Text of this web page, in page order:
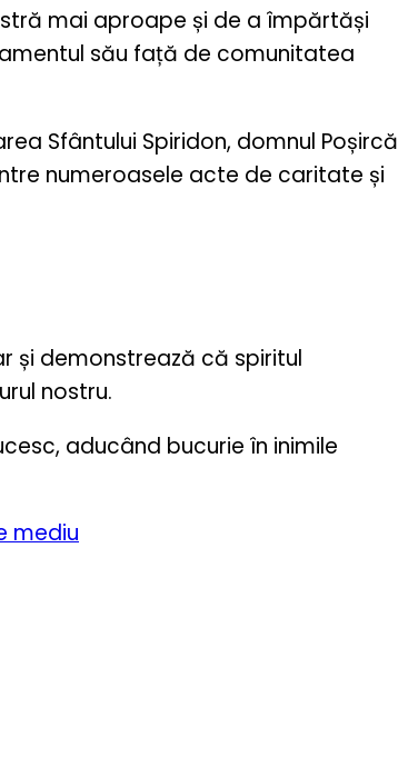
mai aproape și de a împărtăși
său față de comunitatea
Sfântului Spiridon, domnul Poșircă
numeroasele acte de caritate și
și demonstrează că spiritul
nostru.
aducând bucurie în inimile
mediu